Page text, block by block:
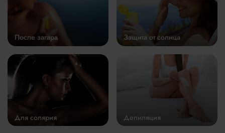
После загара Защита от солнца
Для солярия Депиляция